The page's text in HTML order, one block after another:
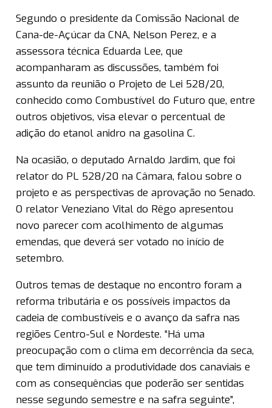
Segundo o presidente da Comissão Nacional de
Cana-de-Açúcar da CNA, Nelson Perez, e a
assessora técnica Eduarda Lee, que
acompanharam as discussões, também foi
assunto da reunião o Projeto de Lei 528/20,
conhecido como Combustível do Futuro que, entre
outros objetivos, visa elevar o percentual de
adição do etanol anidro na gasolina C.
Na ocasião, o deputado Arnaldo Jardim, que foi
relator do PL 528/20 na Câmara, falou sobre o
projeto e as perspectivas de aprovação no Senado.
O relator Veneziano Vital do Rêgo apresentou
novo parecer com acolhimento de algumas
emendas, que deverá ser votado no início de
setembro.
Outros temas de destaque no encontro foram a
reforma tributária e os possíveis impactos da
cadeia de combustíveis e o avanço da safra nas
regiões Centro-Sul e Nordeste. “Há uma
preocupação com o clima em decorrência da seca,
que tem diminuído a produtividade dos canaviais e
com as consequências que poderão ser sentidas
nesse segundo semestre e na safra seguinte”,